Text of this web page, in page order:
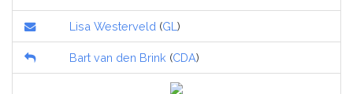
Lisa Westerveld (GL )
Bart van den Brink (CDA)